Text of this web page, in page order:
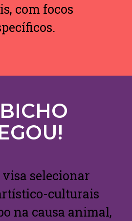
com focos
visa selecionar
culturais
na causa animal,